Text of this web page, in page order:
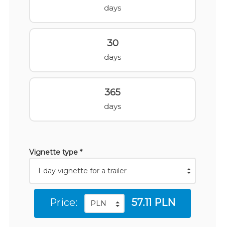
days
30
days
365
days
Vignette type *
Price: 57.11 PLN